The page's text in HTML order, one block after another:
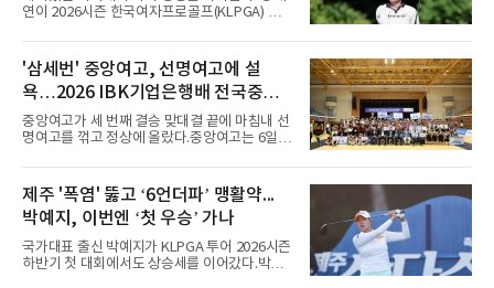
자만 놓고 보면 KBO가 유난히 혹사 구조라고 말
비교하기 어려울 정도로 폭염이 길어지고 강해
지고 있다. 여기에 장마, 이
연이 2026시즌 한국여자프로골프(KLPGA) 투어
억 원, 우승상금 1억8000만 원) 2라운드에서 단
독 선두로 도약했다.강채연은 7일 제주도 서귀
포의 테디밸리 골프앤리조트(파72)에서 열린 2
라운드에서 버디 5개와 보기 1개를 묶어 4언더
파 68타를 쳤다. 중간합계 9언더파 135타로 전
날 공동 4위에서 선두로 올라섰다. 공동 2위 그
룹(8언더파 136타)과는 한 타 차다.이 대회는 그
받았으나, 지난해 상금순위 75위에 그쳐 시드순
위전으로 밀렸고 본선에서도 78위에
'삼세번' 중앙여고, 선명여고에 설
욕…2026 IBK기업은행배 전국중고
배구대회 우승
중앙여고가 세 번째 결승 맞대결 끝에 마침내 선
명여고를 꺾고 정상에 올랐다.중앙여고는 6일
행배 전국중고배구대회 18세 이하 여자부 결승
에서 선명여고를 세트스코어 3-1(13-25, 25-14,
25-17, 25-10)로 물리치고 우승을 차지했다.첫
세트를 13-25로 내주며 불안하게 출발한 중앙여
고는 이후 조직력을 되찾아 2세트부터 경기 주
도권을 완전히 장악했다. 강한 서브와 탄탄한 수
비를 앞세워 내리 세 세트를 따내며 짜릿한 역전
제주 '폭염' 뚫고 ‘6언더파’ 맹활약...
박예지, 이번엔 ‘첫 우승’ 가나
국가대표 출신 박예지가 KLPGA 투어 2026시즌
하반기 첫 대회에서도 상승세를 이어갔다.박예